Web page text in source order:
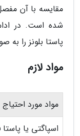
مقایسه با آن
شده است. در
پاستا بلونز را
مواد لازم
مواد مورد احتیاج
اسپاگتی یا